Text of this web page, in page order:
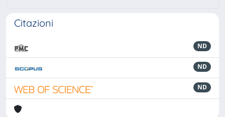
Citazioni
ND
ND
ND